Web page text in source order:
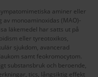
aminer eller
monoaminoxidas (MAO)-
läkemedel har satts ut på
eller tyreotoxikos,
sjukdom, avancerad
samt feokromocytom.
substansbruk och beroende,
tics, långsiktig effekt